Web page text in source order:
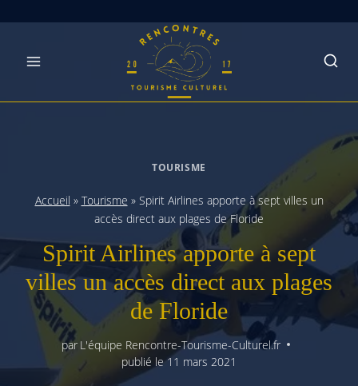
TOURISME
Accueil » Tourisme » Spirit Airlines apporte à sept villes un
accès direct aux plages de Floride
Spirit Airlines apporte à sept
villes un accès direct aux plages
de Floride
par L'équipe Rencontre-Tourisme-Culturel.fr
publié le11 mars 2021